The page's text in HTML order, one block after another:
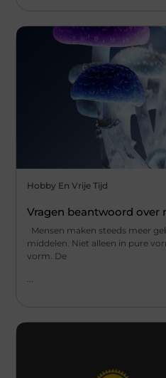
Hobby En Vrije Tijd
Vragen beantwoord over
Mensen maken steeds meer
middelen. Niet alleen in pure
vorm. De
...